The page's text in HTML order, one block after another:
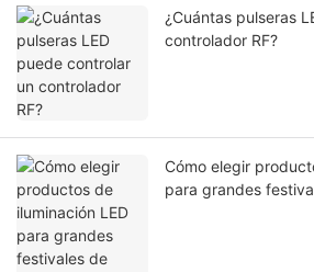
¿Cuántas pulseras
controlador RF?
Cómo elegir
para grandes